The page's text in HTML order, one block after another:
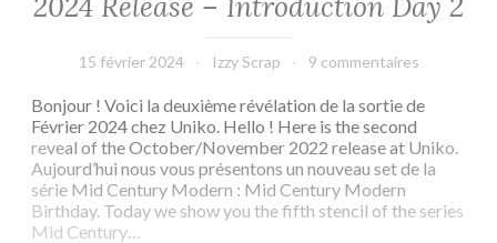
15 février 2024 Izzy Scrap 9 commentaires
Bonjour ! Voici la deuxième révélation de la sortie de
Février 2024 chez Uniko. Hello ! Here is the second
reveal of the October/November 2022 release at Uniko.
Aujourd’hui nous vous présentons un nouveau set de la
série Mid Century Modern : Mid Century Modern
Birthday. Today we show you the fifth stencil of the series
Mid Century…